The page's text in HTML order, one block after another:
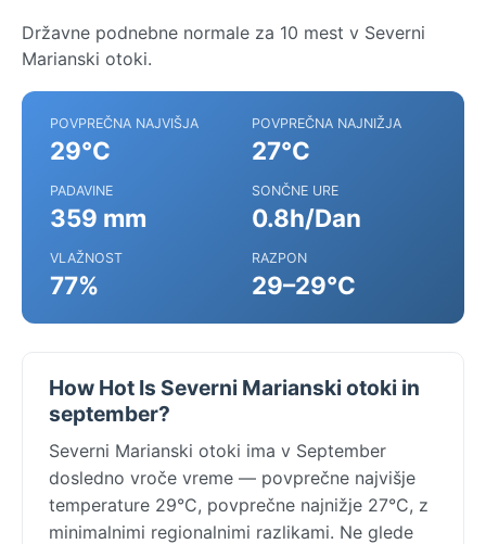
Državne podnebne normale za 10 mest v Severni
Marianski otoki.
POVPREČNA NAJVIŠJA
29°C
POVPREČNA NAJNIŽJA
27°C
PADAVINE
359 mm
SONČNE URE
0.8h/Dan
VLAŽNOST
77%
RAZPON
29–29°C
How Hot Is Severni Marianski otoki in
september?
Severni Marianski otoki ima v September
dosledno vroče vreme — povprečne najvišje
temperature 29°C, povprečne najnižje 27°C, z
minimalnimi regionalnimi razlikami. Ne glede